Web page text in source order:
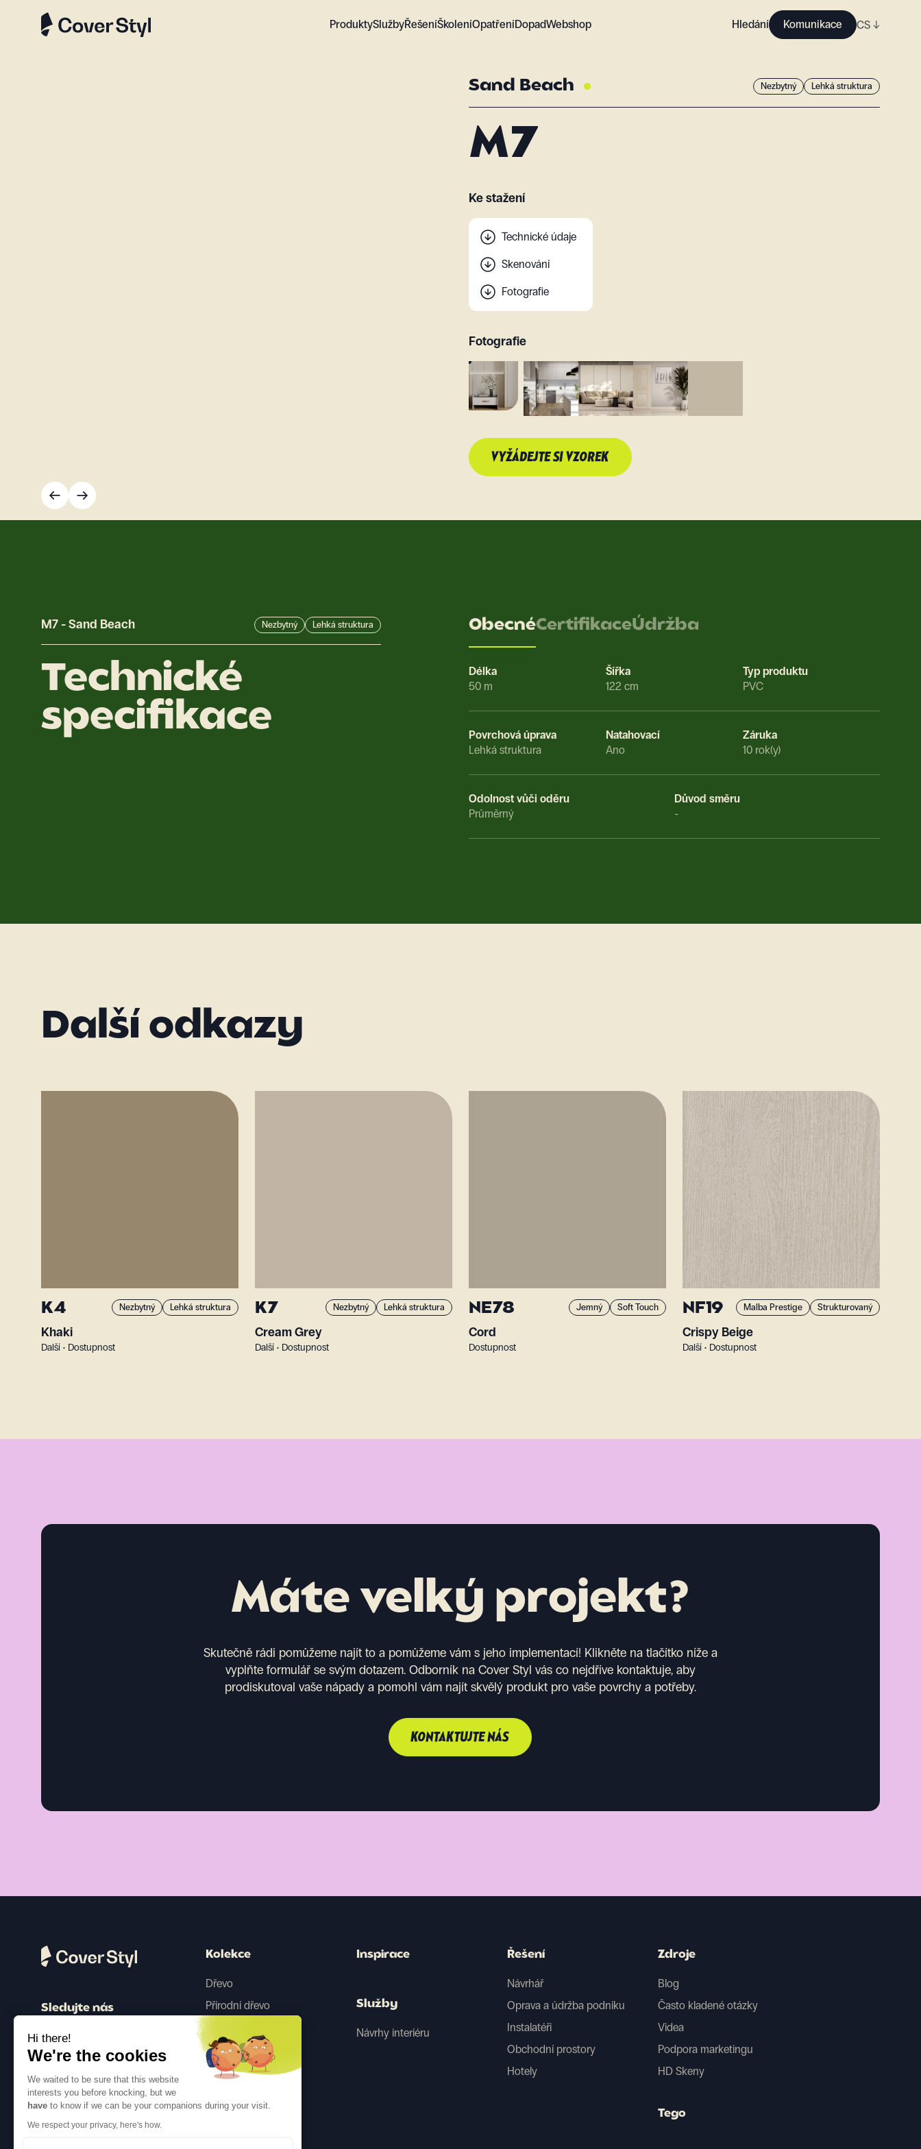
ProduktySlužbyŘešeníŠkoleníOpatřeníDopadWebshop Hledání Komunikace CS ↓
Sand Beach Nezbytný Lehká struktura
M7
Ke stažení
Technické údaje
Skenování
Fotografie
Fotografie
VYŽÁDEJTE SI VZOREK
M7 -Sand Beach Nezbytný Lehká struktura
Technické
specifikace
ObecnéCertifikaceÚdržba
Délka
50 m
Šířka
122 cm
Typ produktu
PVC
Povrchová úprava
Lehká struktura
Natahovací
Ano
Záruka
10 rok(y)
Odolnost vůči oděru
Průměrný
Důvod směru
-
Další odkazy
K4 Nezbytný Lehká struktura
Khaki
Další • Dostupnost
K7 Nezbytný Lehká struktura
Cream Grey
Další • Dostupnost
NE78 Jemný Soft Touch
Cord
Dostupnost
NF19 Malba Prestige Strukturovaný
Crispy Beige
Další • Dostupnost
Máte velký projekt?
Skutečně rádi pomůžeme najít to a pomůžeme vám s jeho implementací! Klikněte na tlačítko níže a
vyplňte formulář se svým dotazem. Odborník na Cover Styl vás co nejdříve kontaktuje, aby
prodiskutoval vaše nápady a pomohl vám najít skvělý produkt pro vaše povrchy a potřeby.
KONTAKTUJTE NÁS
Sledujte nás
Kolekce
Dřevo
Přírodní dřevo
Beton
Kovový
Třpytky
Inspirace
Služby
Návrhy interiéru
Řešení
Návrhář
Oprava a údržba podniku
Instalatéři
Obchodní prostory
Hotely
Zdroje
Blog
Často kladené otázky
Videa
Podpora marketingu
HD Skeny
Tego
Hi there!
We're the cookies
We waited to be sure that this website
interests you before knocking, but we
have to know if we can be your companions during your visit.
We respect your privacy, here's how.